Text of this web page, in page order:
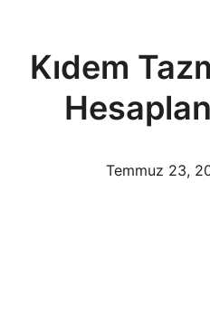
Kıdem
Temmuz 23,